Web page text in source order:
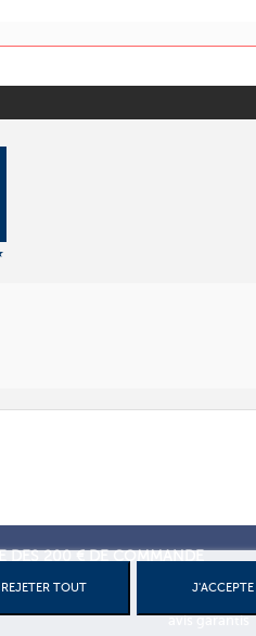
DES 200 € DE COMMANDE
REJETER TOUT J'ACCEPTE